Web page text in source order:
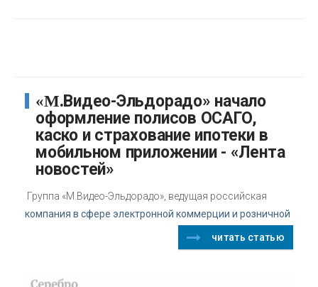
«М.Видео-Эльдорадо» начало
оформление полисов ОСАГО,
каско и страхование ипотеки в
мобильном приложении - «Лента
новостей»
Группа «М.Видео-Эльдорадо», ведущая российская
компания в сфере электронной коммерции и розничной
читать статью